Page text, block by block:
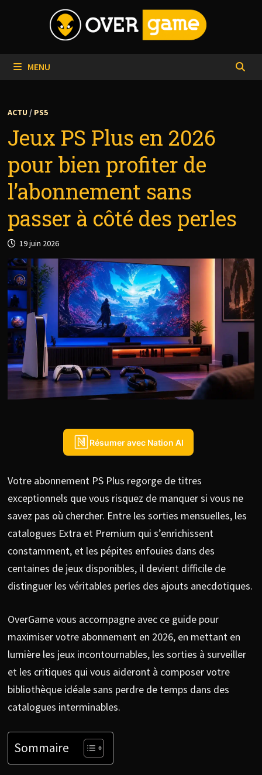
MENU
ACTU / PS5
Jeux PS Plus en 2026
pour bien profiter de
l’abonnement sans
passer à côté des perles
19 juin 2026
Résumer avec Nation AI
Votre abonnement PS Plus regorge de titres
exceptionnels que vous risquez de manquer si vous ne
savez pas où chercher. Entre les sorties mensuelles, les
catalogues Extra et Premium qui s’enrichissent
constamment, et les pépites enfouies dans des
centaines de jeux disponibles, il devient difficile de
distinguer les véritables perles des ajouts anecdotiques.
OverGame vous accompagne avec ce guide pour
maximiser votre abonnement en 2026, en mettant en
lumière les jeux incontournables, les sorties à surveiller
et les critiques qui vous aideront à composer votre
bibliothèque idéale sans perdre de temps dans des
catalogues interminables.
Sommaire